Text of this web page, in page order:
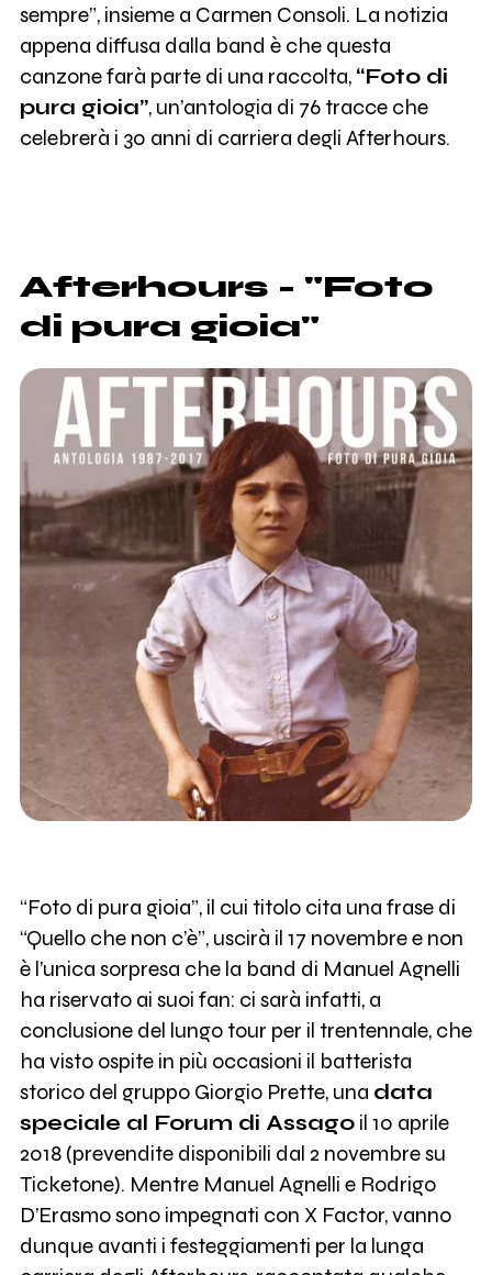
sempre”, insieme a Carmen Consoli. La notizia
appena diffusa dalla band è che questa
canzone farà parte di una raccolta, “Foto di
pura gioia”, un’antologia di 76 tracce che
celebrerà i 30 anni di carriera degli Afterhours.
Afterhours - "Foto
di pura gioia"
“Foto di pura gioia”, il cui titolo cita una frase di
“Quello che non c’è”, uscirà il 17 novembre e non
è l’unica sorpresa che la band di Manuel Agnelli
ha riservato ai suoi fan: ci sarà infatti, a
conclusione del lungo tour per il trentennale, che
ha visto ospite in più occasioni il batterista
storico del gruppo Giorgio Prette, una data
speciale al Forum di Assagoil 10 aprile
2018 (prevendite disponibili dal 2 novembre su
Ticketone). Mentre Manuel Agnelli e Rodrigo
D’Erasmo sono impegnati con X Factor, vanno
dunque avanti i festeggiamenti per la lunga